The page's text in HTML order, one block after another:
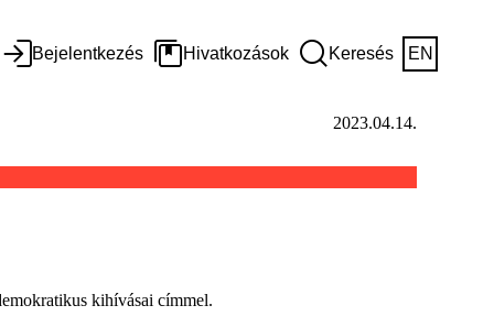
Bejelentkezés Hivatkozások Keresés EN
2023.04.14.
kihívásai címmel.